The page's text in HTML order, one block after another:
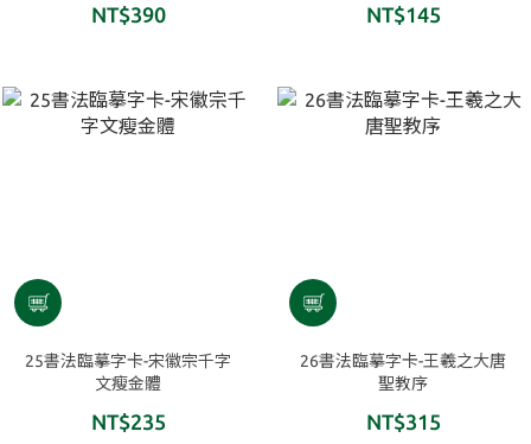
NT$390 NT$145
25書法臨摹字卡-宋徽宗千字
文瘦金體
NT$235
26書法臨摹字卡-王羲之大唐
聖教序
NT$315